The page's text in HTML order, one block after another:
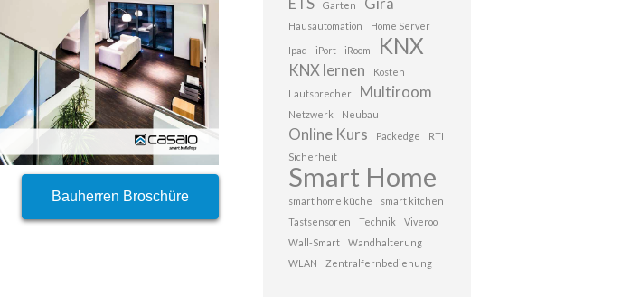
Bauherren Broschüre
Garten
Hausautomation Home Server
Ipad iPort iRoom KNX
KNX lernen
Kosten
Lautsprecher
Multiroom
Netzwerk Neubau
Online Kurs Packedge
RTI
Sicherheit
Smart Home
smart home küche
smart kitchen
Tastsensoren
Technik
Viveroo
Wall-Smart
Wandhalterung
WLAN
Zentralfernbedienung